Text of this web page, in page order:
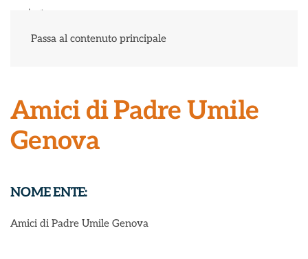
Passa al contenuto principale
Amici di Padre Umile
Genova
NOME ENTE:
Amici di Padre Umile Genova